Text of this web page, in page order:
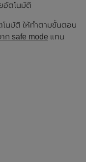
อัตโนมัติ
โนมัติ ให้ทำตามขั้นตอน
ก safe mode แทน